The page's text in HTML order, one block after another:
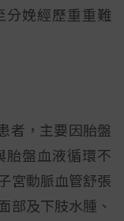
分娩經歷重重難
者，主要因胎盤
胎盤血液循環不
宮動脈血管舒張
部及下肢水腫、